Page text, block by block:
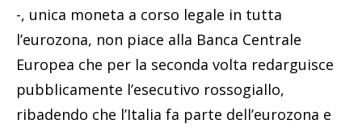
-, unica moneta a corso legale in tutta
l’eurozona, non piace alla Banca Centrale
Europea che per la seconda volta redarguisce
pubblicamente l’esecutivo rossogiallo,
ribadendo che l’Italia fa parte dell’eurozona e